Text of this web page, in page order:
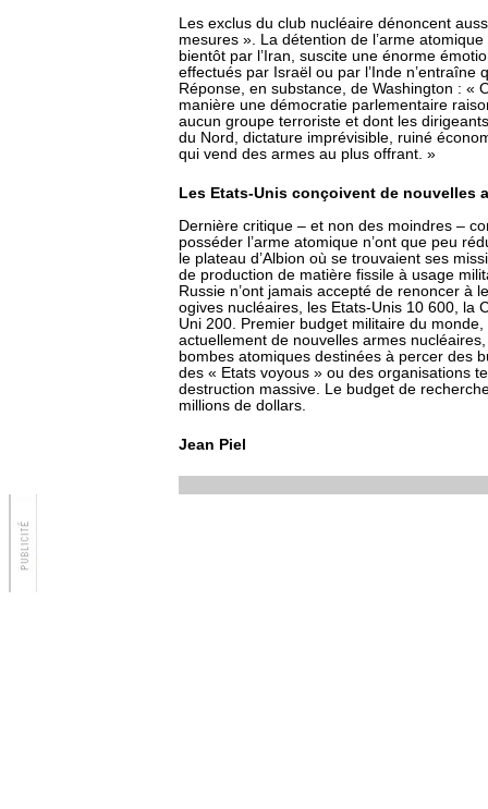
Les exclus du club nucléaire dénoncent
mesures ». La détention de l’arme
bientôt par l’Iran, suscite une énorme
effectués par Israël ou par l’Inde n’entraîne
Réponse, en substance, de Washington : «
manière une démocratie parlementaire
aucun groupe terroriste et dont les
du Nord, dictature imprévisible, ruiné
qui vend des armes au plus offrant. »
Les Etats-Unis conçoivent de nouvelles
Dernière critique – et non des moindres –
posséder l’arme atomique n’ont que peu
le plateau d’Albion où se trouvaient ses
de production de matière fissile à usage
Russie n’ont jamais accepté de renoncer à
ogives nucléaires, les Etats-Unis 10 600, la
Uni 200. Premier budget militaire du
actuellement de nouvelles armes
bombes atomiques destinées à percer des
des « Etats voyous » ou des organisations
destruction massive. Le budget de
millions de dollars.
Jean Piel